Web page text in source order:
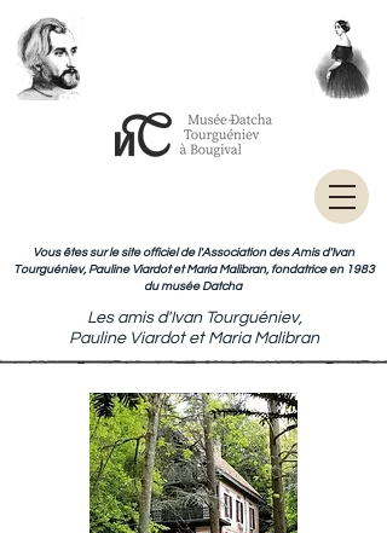
Vous êtes sur le site officiel de l'Association des Amis d'Ivan
Tourguéniev, Pauline Viardot et Maria Malibran, fondatrice en 1983
du musée Datcha
Les amis d'Ivan Tourguéniev,
Pauline Viardot et Maria Malibran